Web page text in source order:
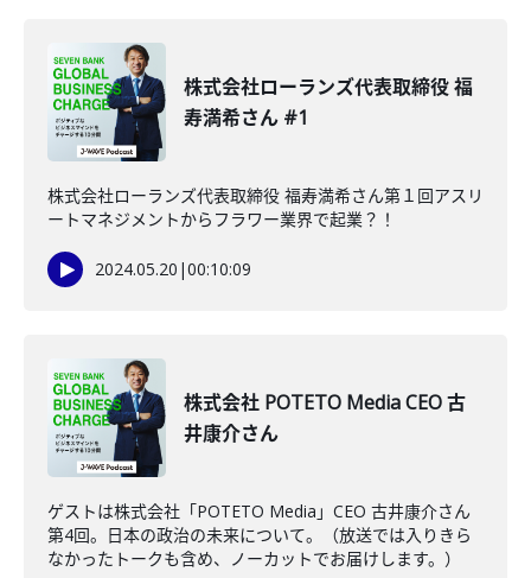
株式会社ローランズ代表取締役 福
寿満希さん #1
株式会社ローランズ代表取締役 福寿満希さん第１回アスリ
ートマネジメントからフラワー業界で起業？！
2024.05.20 |00:10:09
株式会社 POTETO Media CEO 古
井康介さん
ゲストは株式会社「POTETO Media」CEO 古井康介さん
第4回。日本の政治の未来について。（放送では入りきら
なかったトークも含め、ノーカットでお届けします。）